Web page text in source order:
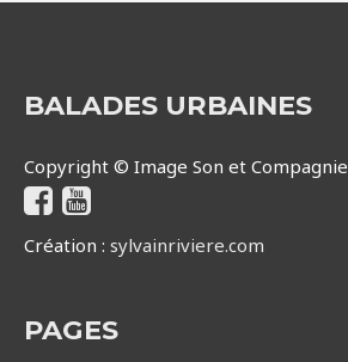
BALADES URBAINES
Copyright © Image Son et Compagnie
Création : sylvainriviere.com
PAGES